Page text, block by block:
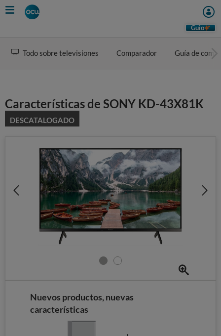
Skip
to
Guio
Todo sobre televisiones Comparador Guía de
Características de SONY KD-43X81K
DESCATALOGADO
Nuevos productos, nuevas
características